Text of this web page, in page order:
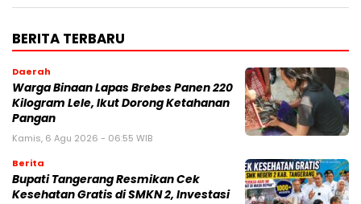
BERITA TERBARU
Daerah
Warga Binaan Lapas Brebes Panen 220
Kilogram Lele, Ikut Dorong Ketahanan
Pangan
Kamis, 6 Agu 2026 - 06:55 WIB
Berita
‎Bupati Tangerang Resmikan Cek
Kesehatan Gratis di SMKN 2, Investasi